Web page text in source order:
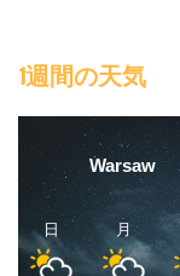
1週間の天気
Warsaw
日 月